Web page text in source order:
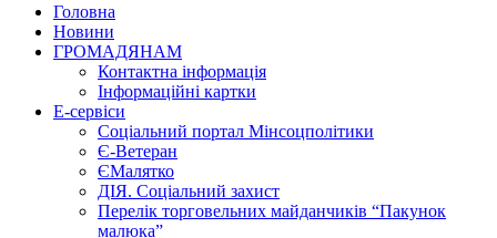
Головна
Новини
ГРОМАДЯНАМ
Контактна інформація
Інформаційні картки
Е-сервіси
Соціальний портал Мінсоцполітики
Є-Ветеран
ЄМалятко
ДІЯ. Соціальний захист
Перелік торговельних майданчиків “Пакунок
малюка”